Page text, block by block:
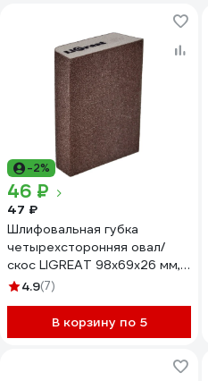
-2%
46 ₽
47 ₽
Шлифовальная губка
четырехсторонняя овал/
скос LIGREAT 98х69х26 мм,
Р150 TL12304
4.9(7)
В корзину по 5